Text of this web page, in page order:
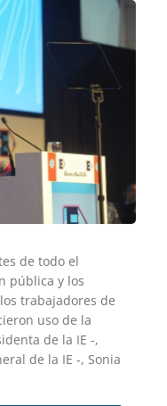
de todo el
pública y los
trabajadores de
uso de la
de la IE -,
de la IE -, Sonia